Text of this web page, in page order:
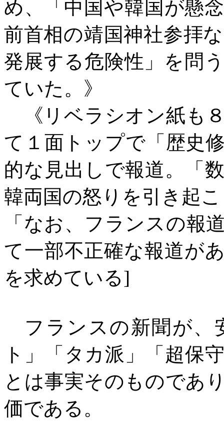
め、「中国や韓国が懸
前首相の靖国神社参拝
発展する危険性」を問
ていた。》
《リベラシオン紙も
て１面トップで「歴史
的な見出しで報道。「
韓両国の怒りを引き起
「なお、フランスの報
て一部不正確な報道が
を求めている]
フランスの新聞が、
ト」「タカ派」「超保
とは事実そのものであ
価である。